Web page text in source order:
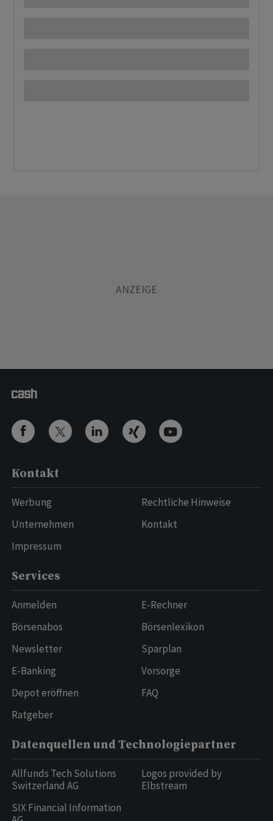
Kontakt
Werbung
Unternehmen
Impressum
Rechtliche Hinweise
Kontakt
Services
Anmelden
Börsenabos
Newsletter
E-Banking
Depot eröffnen
Ratgeber
E-Rechner
Börsenlexikon
Sparplan
Vorsorge
FAQ
Datenquellen und Technologiepartner
Allfunds Tech Solutions
Switzerland AG
SIX Financial Information
Logos provided by
Elbstream